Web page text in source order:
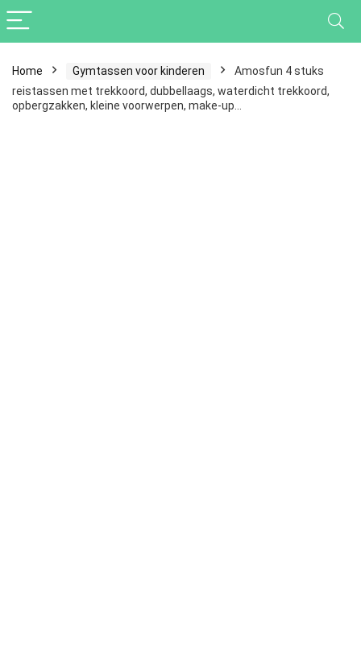
Home Gymtassen voor kinderen
Amosfun 4 stuks
reistassen met trekkoord, dubbellaags, waterdicht trekkoord,
opbergzakken, kleine voorwerpen, make-up…